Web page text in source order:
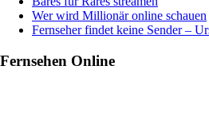
Wer wird Millionär online schauen
Fernseher findet keine Sender –
Fernsehen Online